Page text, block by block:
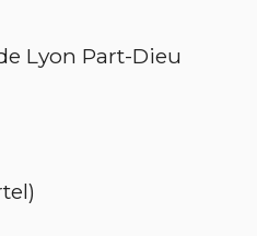
Lyon Part-Dieu